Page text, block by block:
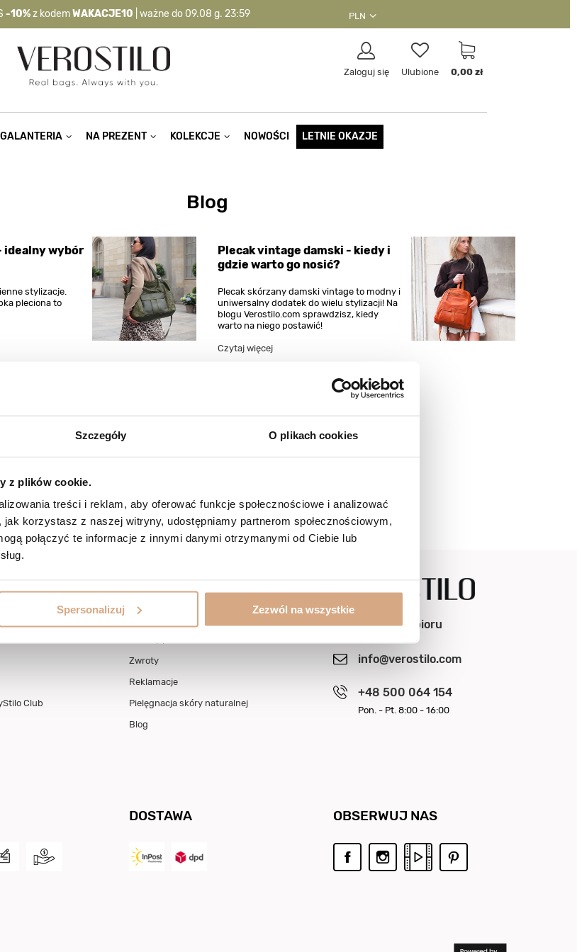
Szczegóły O plikach cookies
z plików cookie.
treści i reklam, aby oferować funkcje społecznościowe i analizować
korzystasz z naszej witryny, udostępniamy partnerom społecznościowym,
połączyć te informacje z innymi danymi otrzymanymi od Ciebie lub
Spersonalizuj Zezwól na wszystkie
-10%z kodemWAKACJE10 | ważne do 09.08 g. 23:59
WAKACJE10 | nie dotyczy produktów z flagą OKAZJA >
PLN
Zaloguj się Ulubione 0,00 zł
GALANTERIA NA PREZENT KOLEKCJE NOWOŚCI LETNIE OKAZJE
Blog
idealny wybór
stylizacje.
pleciona to
Plecak vintage damski - kiedy i
gdzie warto go nosić?
Plecak skórzany damski vintage to modny i
uniwersalny dodatek do wielu stylizacji! Na
blogu Verostilo.com sprawdzisz, kiedy
warto na niego postawić!
Czytaj więcej
do
Club
Zwroty
Reklamacje
Pielęgnacja skóry naturalnej
Blog
Punkty odbioru
info@verostilo.com
+48 500 064 154
Pon. - Pt. 8:00 - 16:00
DOSTAWA OBSERWUJ NAS